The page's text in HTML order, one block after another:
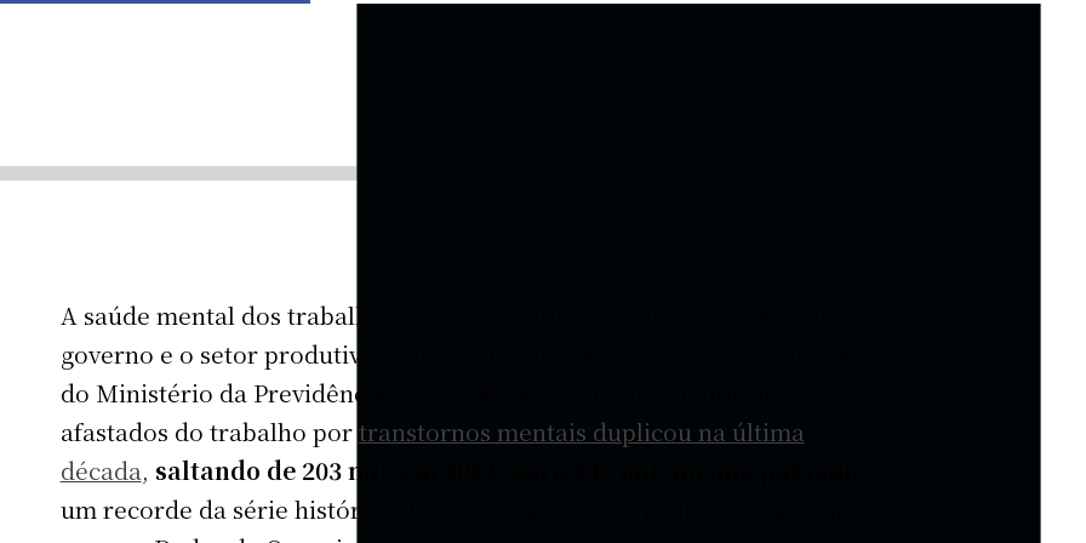
A saúde mental dos trabalhadores virou motivo de preocupação entre o
governo e o setor produtivo. Não é para menos: de acordo com dados
do Ministério da Previdência Social (MPS), o número de brasileiros
afastados do trabalho portranstornos mentais duplicou na última
década, saltando de 203 mil, em 2014, para 440 mil, no ano passado
um recorde da série histórica. E não se trata de um problema nacional